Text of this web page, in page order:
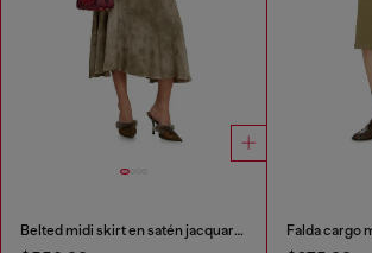
Belted midi skirt en satén jacquard con logo